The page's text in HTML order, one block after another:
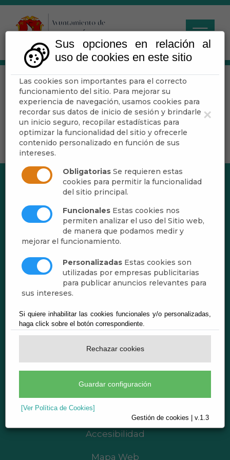
×
Sus opciones en relación al
uso de cookies en este sitio
Las cookies son importantes para el correcto
funcionamiento del sitio. Para mejorar su
experiencia de navegación, usamos cookies para
recordar sus datos de inicio de sesión y brindarle
un inicio seguro, recopilar estadísticas para
optimizar la funcionalidad del sitio y ofrecerle
contenido personalizado en función de sus
intereses.
Obligatorias Se requieren estas
cookies para permitir la funcionalidad
del sitio principal.
Funcionales Estas cookies nos
permiten analizar el uso del Sitio web,
de manera que podamos medir y
mejorar el funcionamiento.
Personalizadas Estas cookies son
utilizadas por empresas publicitarias
para publicar anuncios relevantes para
sus intereses.
Si quiere inhabilitar las cookies funcionales y/o personalizadas,
haga click sobre el botón correspondiente.
Rechazar cookies
Guardar configuración
[Ver Política de Cookies]
Gestión de cookies | v.1.3
Ayuntamiento
CIF: P0403800F
Plaza del Ayuntamiento, 1 - 04750 Dalías
(Almería)
Aviso legal
Política de Privacidad
Política de Cookies
Accesibilidad
Mapa Web